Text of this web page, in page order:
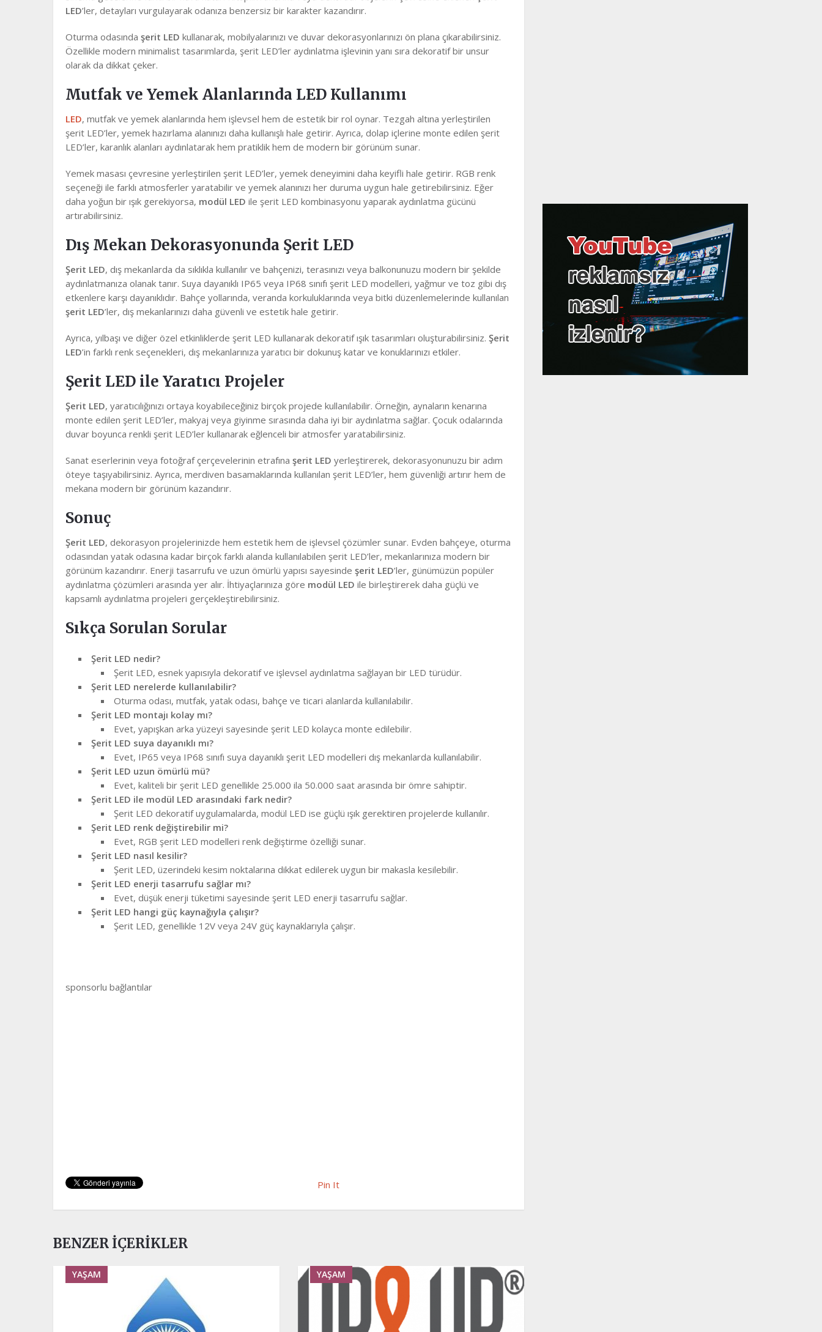
LED’ler, detayları vurgulayarak odanıza benzersiz bir karakter kazandırır.
Oturma odasında şerit LED kullanarak, mobilyalarınızı ve duvar dekorasyonlarınızı ön plana çıkarabilirsiniz.
Özellikle modern minimalist tasarımlarda, şerit LED’ler aydınlatma işlevinin yanı sıra dekoratif bir unsur
olarak da dikkat çeker.
Mutfak ve Yemek Alanlarında LED Kullanımı
LED, mutfak ve yemek alanlarında hem işlevsel hem de estetik bir rol oynar. Tezgah altına yerleştirilen
şerit LED’ler, yemek hazırlama alanınızı daha kullanışlı hale getirir. Ayrıca, dolap içlerine monte edilen şerit
LED’ler, karanlık alanları aydınlatarak hem pratiklik hem de modern bir görünüm sunar.
Yemek masası çevresine yerleştirilen şerit LED’ler, yemek deneyimini daha keyifli hale getirir. RGB renk
seçeneği ile farklı atmosferler yaratabilir ve yemek alanınızı her duruma uygun hale getirebilirsiniz. Eğer
daha yoğun bir ışık gerekiyorsa, modül LED ile şerit LED kombinasyonu yaparak aydınlatma gücünü
artırabilirsiniz.
Dış Mekan Dekorasyonunda Şerit LED
Şerit LED, dış mekanlarda da sıklıkla kullanılır ve bahçenizi, terasınızı veya balkonunuzu modern bir şekilde
aydınlatmanıza olanak tanır. Suya dayanıklı IP65 veya IP68 sınıfı şerit LED modelleri, yağmur ve toz gibi dış
etkenlere karşı dayanıklıdır. Bahçe yollarında, veranda korkuluklarında veya bitki düzenlemelerinde kullanılan
şerit LED’ler, dış mekanlarınızı daha güvenli ve estetik hale getirir.
Ayrıca, yılbaşı ve diğer özel etkinliklerde şerit LED kullanarak dekoratif ışık tasarımları oluşturabilirsiniz. Şerit
LED’in farklı renk seçenekleri, dış mekanlarınıza yaratıcı bir dokunuş katar ve konuklarınızı etkiler.
Şerit LED ile Yaratıcı Projeler
Şerit LED, yaratıcılığınızı ortaya koyabileceğiniz birçok projede kullanılabilir. Örneğin, aynaların kenarına
monte edilen şerit LED’ler, makyaj veya giyinme sırasında daha iyi bir aydınlatma sağlar. Çocuk odalarında
duvar boyunca renkli şerit LED’ler kullanarak eğlenceli bir atmosfer yaratabilirsiniz.
Sanat eserlerinin veya fotoğraf çerçevelerinin etrafına şerit LED yerleştirerek, dekorasyonunuzu bir adım
öteye taşıyabilirsiniz. Ayrıca, merdiven basamaklarında kullanılan şerit LED’ler, hem güvenliği artırır hem de
mekana modern bir görünüm kazandırır.
Sonuç
Şerit LED, dekorasyon projelerinizde hem estetik hem de işlevsel çözümler sunar. Evden bahçeye, oturma
odasından yatak odasına kadar birçok farklı alanda kullanılabilen şerit LED’ler, mekanlarınıza modern bir
görünüm kazandırır. Enerji tasarrufu ve uzun ömürlü yapısı sayesinde şerit LED’ler, günümüzün popüler
aydınlatma çözümleri arasında yer alır. İhtiyaçlarınıza göre modül LED ile birleştirerek daha güçlü ve
kapsamlı aydınlatma projeleri gerçekleştirebilirsiniz.
Sıkça Sorulan Sorular
Şerit LED nedir?
Şerit LED, esnek yapısıyla dekoratif ve işlevsel aydınlatma sağlayan bir LED türüdür.
Şerit LED nerelerde kullanılabilir?
Oturma odası, mutfak, yatak odası, bahçe ve ticari alanlarda kullanılabilir.
Şerit LED montajı kolay mı?
Evet, yapışkan arka yüzeyi sayesinde şerit LED kolayca monte edilebilir.
Şerit LED suya dayanıklı mı?
Evet, IP65 veya IP68 sınıfı suya dayanıklı şerit LED modelleri dış mekanlarda kullanılabilir.
Şerit LED uzun ömürlü mü?
Evet, kaliteli bir şerit LED genellikle 25.000 ila 50.000 saat arasında bir ömre sahiptir.
Şerit LED ile modül LED arasındaki fark nedir?
Şerit LED dekoratif uygulamalarda, modül LED ise güçlü ışık gerektiren projelerde kullanılır.
Şerit LED renk değiştirebilir mi?
Evet, RGB şerit LED modelleri renk değiştirme özelliği sunar.
Şerit LED nasıl kesilir?
Şerit LED, üzerindeki kesim noktalarına dikkat edilerek uygun bir makasla kesilebilir.
Şerit LED enerji tasarrufu sağlar mı?
Evet, düşük enerji tüketimi sayesinde şerit LED enerji tasarrufu sağlar.
Şerit LED hangi güç kaynağıyla çalışır?
Şerit LED, genellikle 12V veya 24V güç kaynaklarıyla çalışır.
sponsorlu bağlantılar
Pin It
BENZER İÇERIKLER
YAŞAM YAŞAM